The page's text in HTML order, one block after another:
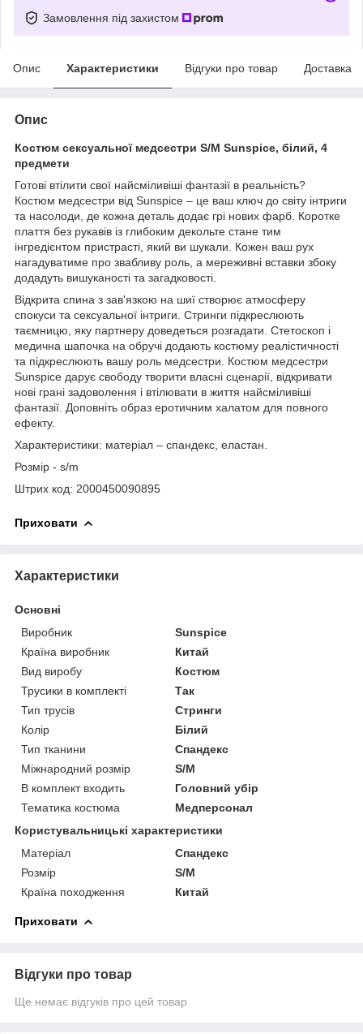
Замовлення під захистом
Опис Характеристики Відгуки про товар Доставка
Опис
Костюм сексуальної медсестри S/M Sunspice, білий, 4
предмети
Готові втілити свої найсміливіші фантазії в реальність?
Костюм медсестри від Sunspice – це ваш ключ до світу інтриги
та насолоди, де кожна деталь додає грі нових фарб. Коротке
плаття без рукавів із глибоким декольте стане тим
інгредієнтом пристрасті, який ви шукали. Кожен ваш рух
нагадуватиме про звабливу роль, а мереживні вставки збоку
додадуть вишуканості та загадковості.
Відкрита спина з зав'язкою на шиї створює атмосферу
спокуси та сексуальної інтриги. Стринги підкреслюють
таємницю, яку партнеру доведеться розгадати. Стетоскоп і
медична шапочка на обручі додають костюму реалістичності
та підкреслюють вашу роль медсестри. Костюм медсестри
Sunspice дарує свободу творити власні сценарії, відкривати
нові грані задоволення і втілювати в життя найсміливіші
фантазії. Доповніть образ еротичним халатом для повного
ефекту.
Характеристики: матеріал – спандекс, еластан.
Розмір - s/m
Штрих код: 2000450090895
Приховати
Характеристики
Основні
Виробник
Sunspice
Країна виробник
Китай
Вид виробу
Костюм
Трусики в комплекті
Так
Тип трусів
Стринги
Колір
Білий
Тип тканини
Спандекс
Міжнародний розмір
S/M
В комплект входить
Головний убір
Тематика костюма
Медперсонал
Користувальницькі характеристики
Матеріал
Спандекс
Розмір
S/M
Країна походження
Китай
Приховати
Відгуки про товар
Ще немає відгуків про цей товар